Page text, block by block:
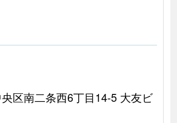
区南二条西6丁目14-5 大友ビ